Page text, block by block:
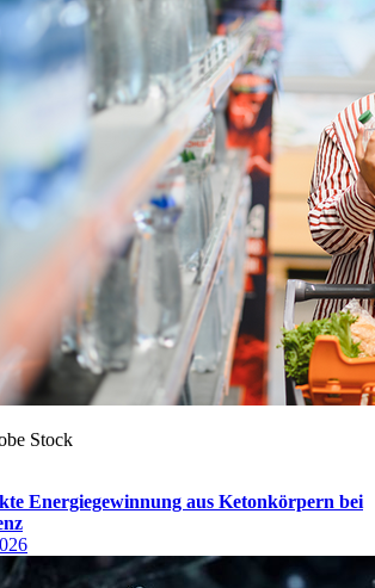
Stock
Energiegewinnung aus Ketonkörpern bei